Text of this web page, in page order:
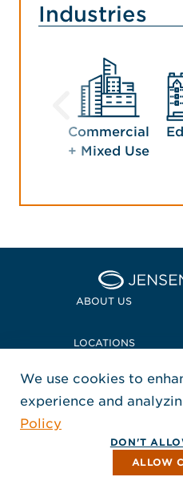
Industries
Commercial
+ Mixed Use
ABOUT US
LOCATIONS
TERMS + CONDITIONS
, , ,
Copyright ©
All rights
We use cookies to
experience and
Policy
DON'T
ALLOW